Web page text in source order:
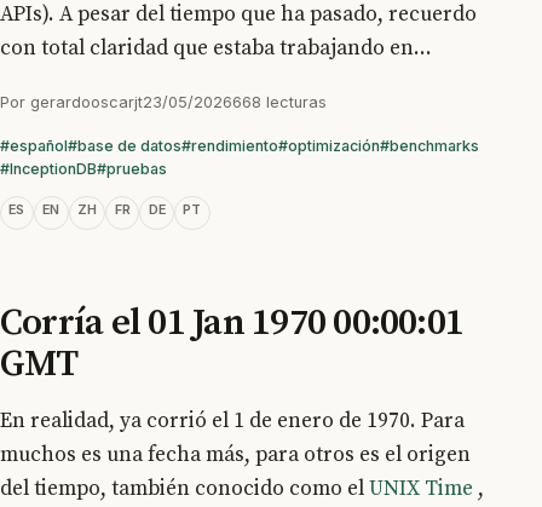
APIs). A pesar del tiempo que ha pasado, recuerdo
con total claridad que estaba trabajando en...
Por gerardooscarjt23/05/2026668 lecturas
#español#base de datos#rendimiento#optimización#benchmarks
#InceptionDB#pruebas
ES EN ZH FR DE PT
Corría el 01 Jan 1970 00:00:01
GMT
En realidad, ya corrió el 1 de enero de 1970. Para
muchos es una fecha más, para otros es el origen
del tiempo, también conocido como elUNIX Time ,